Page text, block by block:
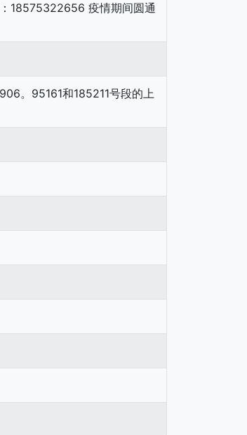
18575322656 疫情期间圆通
。95161和185211号段的上